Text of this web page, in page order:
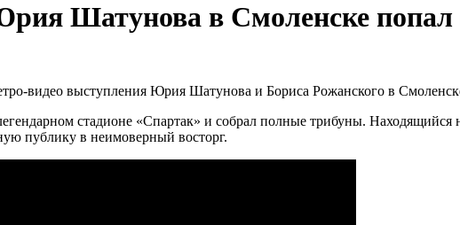
Шатунова в Смоленске попал
видео выступления Юрия Шатунова и Бориса Рожанского в
стадионе «Спартак» и собрал полные трибуны.
публику в неимоверный восторг.